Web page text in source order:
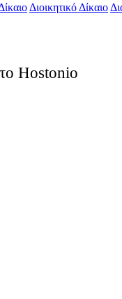
Διοικητικό Δίκαιο
Hostonio